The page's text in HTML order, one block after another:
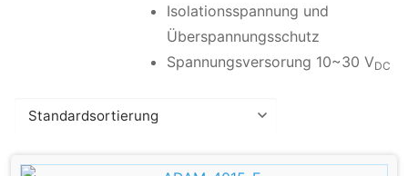
Isolationsspannung und
Überspannungsschutz
Spannungsversorung 10~30 VDC